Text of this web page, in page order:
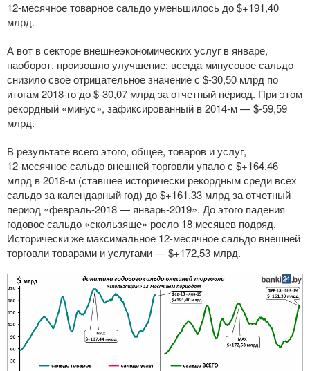
12-месячноетоварное сальдо уменьшилось до $+191,40
млрд.
А вот в секторе внешнеэкономических услуг в январе,
наоборот, произошло улучшение: всегда минусовое сальдо
снизило свое отрицательное значение с $-30,50 млрд по
итогам2018-годо $-30,07 млрд за отчетный период. При этом
рекордный «минус», зафиксированный в2014-м— $-59,59
млрд.
В результате всего этого, общее, товаров и услуг,
12-месячноесальдо внешней торговли упало с $+164,46
млрд в2018-м (ставшее исторически рекордным среди всех
сальдо за календарный год) до $+161,33 млрд за отчетный
период «февраль-2018—январь-2019». До этого падения
годовое сальдо «скользяще» росло 18 месяцев подряд.
Исторически же максимальное 12-месячноесальдо внешней
торговли товарами и услугами — $+172,53 млрд.